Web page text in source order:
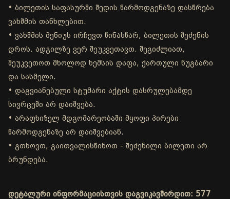
• ბილეთის საფასურში შედის წარმოდგენაზე დასწრება
ვახშმის თანხლებით.
• ვახშმის მენიუს ირჩევთ წინასწარ, ბილეთის შეძენის
დროს. ადგილზე ვერ შეუკვეთავთ. შეგიძლიათ,
შეუკვეთოთ მხოლოდ ხემსის დაფა, ქართული ნუგბარი
და სასმელი.
• დაგვიანებული სტუმარი აქტის დასრულებამდე
სივრცეში არ დაიშვება.
• არაფხიზელ მდგომარეობაში მყოფი პირები
წარმოდგენაზე არ დაიშვებიან.
• გთხოვთ, გაითვალისწინოთ - შეძენილი ბილეთი არ
ბრუნდება.
დეტალური ინფორმაციისთვის დაგვიკავშირდით: 577